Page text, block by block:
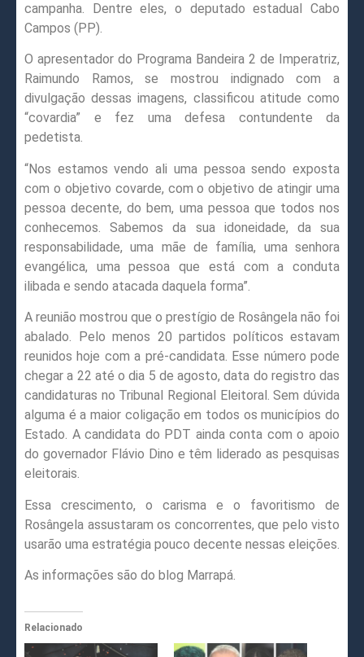
campanha. Dentre eles, o deputado estadual Cabo
Campos (PP).
O apresentador do Programa Bandeira 2 de Imperatriz,
Raimundo Ramos, se mostrou indignado com a
divulgação dessas imagens, classificou atitude como
“covardia” e fez uma defesa contundente da
pedetista.
“Nos estamos vendo ali uma pessoa sendo exposta
com o objetivo covarde, com o objetivo de atingir uma
pessoa decente, do bem, uma pessoa que todos nos
conhecemos. Sabemos da sua idoneidade, da sua
responsabilidade, uma mãe de família, uma senhora
evangélica, uma pessoa que está com a conduta
ilibada e sendo atacada daquela forma”.
A reunião mostrou que o prestígio de Rosângela não foi
abalado. Pelo menos 20 partidos políticos estavam
reunidos hoje com a pré-candidata. Esse número pode
chegar a 22 até o dia 5 de agosto, data do registro das
candidaturas no Tribunal Regional Eleitoral. Sem dúvida
alguma é a maior coligação em todos os municípios do
Estado. A candidata do PDT ainda conta com o apoio
do governador Flávio Dino e têm liderado as pesquisas
eleitorais.
Essa crescimento, o carisma e o favoritismo de
Rosângela assustaram os concorrentes, que pelo visto
usarão uma estratégia pouco decente nessas eleições.
As informações são do blog Marrapá.
Relacionado